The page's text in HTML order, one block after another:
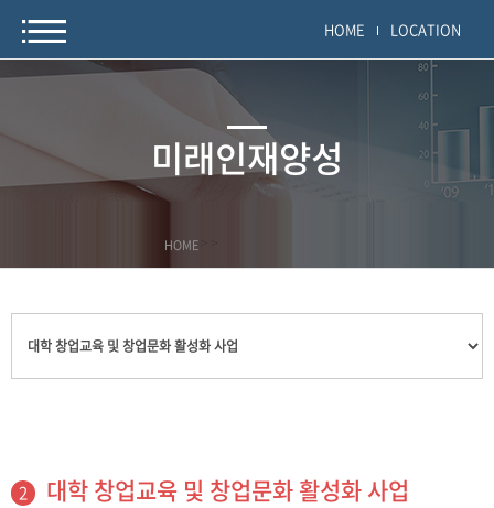
HOME LOCATION
미래인재양성
HOME > >
2 대학 창업교육 및 창업문화 활성화 사업